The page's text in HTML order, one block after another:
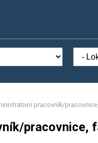
pracovník/
pracovnice,